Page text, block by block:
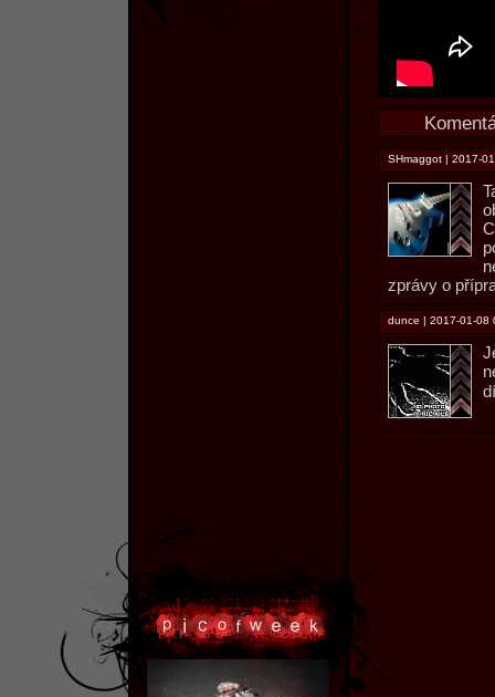
SHmaggot | 2017-
zprávy o
dunce | 2017-01-08